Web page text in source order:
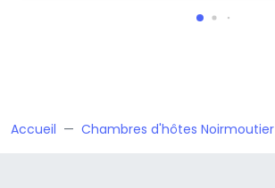
Accueil Chambres d'hôtes Noirmoutier